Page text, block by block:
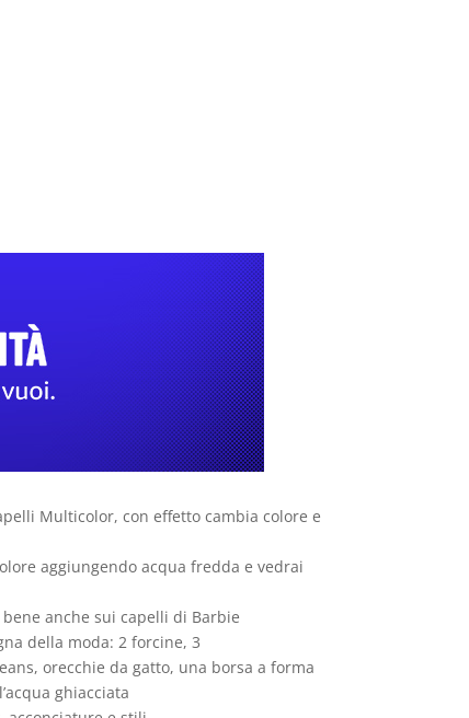
Multicolor, con effetto cambia colore e
aggiungendo acqua fredda e vedrai
anche sui capelli di Barbie
della moda: 2 forcine, 3
orecchie da gatto, una borsa a forma
ghiacciata